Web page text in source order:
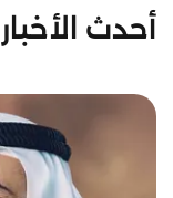
أحدث الأخبار